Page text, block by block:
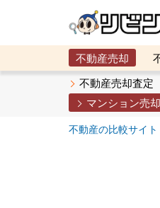
不動産売却
メタ住宅展示場
不動産売却査定
マンション売却
不動産の比較サイ